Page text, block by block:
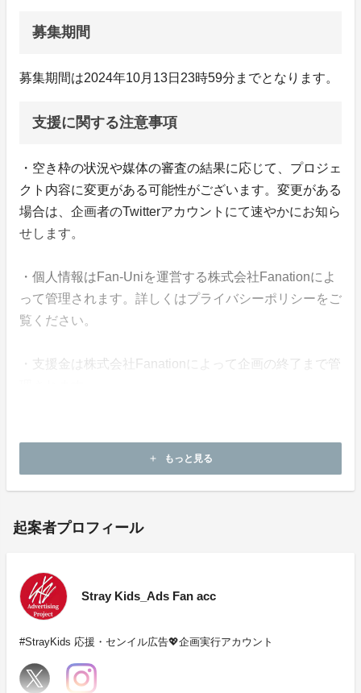
募集期間
募集期間は2024年10月13日23時59分までとなります。
支援に関する注意事項
・空き枠の状況や媒体の審査の結果に応じて、プロジェ
クト内容に変更がある可能性がございます。変更がある
場合は、企画者のTwitterアカウントにて速やかにお知ら
せします。
・個人情報はFan-Uniを運営する株式会社Fanationによ
って管理されます。詳しくはプライバシーポリシーをご
覧ください。
・支援金は株式会社Fanationによって企画の終了まで管
所等へのお問い合わせはご遠慮願います。
add もっと見る
起案者プロフィール
Stray Kids_Ads Fan acc
#StrayKids 応援・センイル広告💖企画実行アカウント